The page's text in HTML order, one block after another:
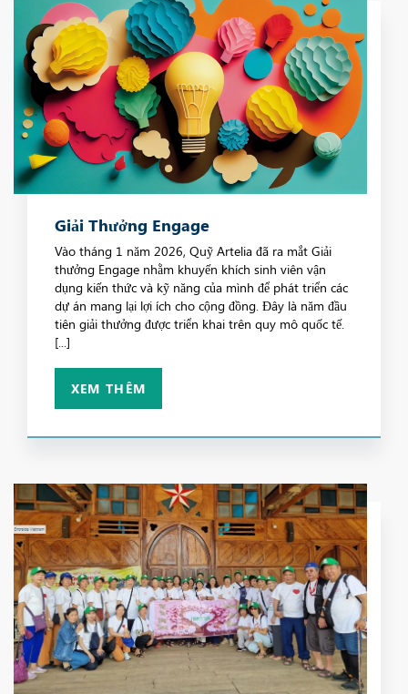
Giải Thưởng Engage
Vào tháng 1 năm 2026, Quỹ Artelia đã ra mắt Giải
thưởng Engage nhằm khuyến khích sinh viên vận
dụng kiến thức và kỹ năng của mình để phát triển các
dự án mang lại lợi ích cho cộng đồng. Đây là năm đầu
tiên giải thưởng được triển khai trên quy mô quốc tế.
[...]
XEM THÊM